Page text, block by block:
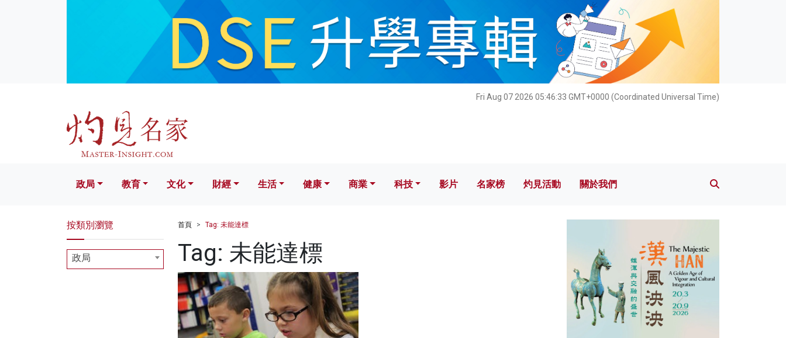
Fri Aug 07 2026 05:46:34 GMT+0000 (Coordinated Universal Time)
文化 財經 生活 健康 科技 影片 名家榜 灼見活動 關於我們
政局 教育 文化 財經 生活 健康 商業 科技 影片 名家榜 灼見活動 關於我們
首頁 Tag: 未能達標
Tag: 未能達標
按類別瀏覽
政局